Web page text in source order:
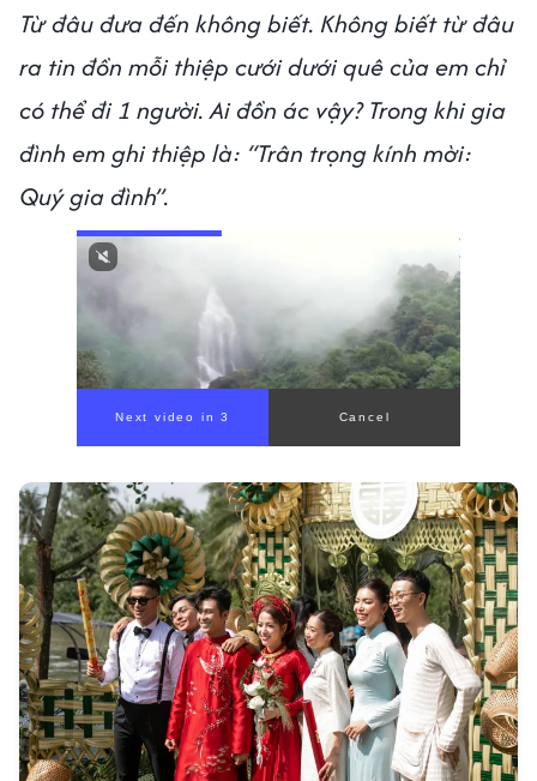
Từ đâu đưa đến không biết. Không biết từ đâu
ra tin đồn mỗi thiệp cưới dưới quê của em chỉ
có thể đi 1 người. Ai đồn ác vậy? Trong khi gia
đình em ghi thiệp là: “Trân trọng kính mời:
Quý gia đình”.
Next video in 1 Cancel